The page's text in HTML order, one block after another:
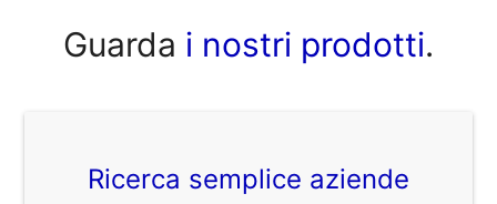
Guarda i nostri prodotti.
Ricerca semplice aziende